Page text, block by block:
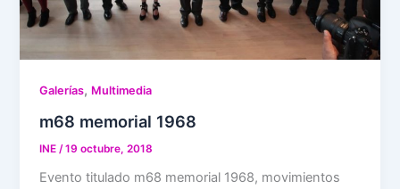
Galerías, Multimedia
m68 memorial 1968
INE /19 octubre, 2018
Evento titulado m68 memorial 1968, movimientos